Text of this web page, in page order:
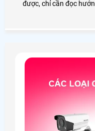
được, chỉ cần đọc